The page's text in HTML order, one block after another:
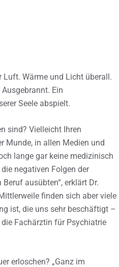
Luft. Wärme und Licht überall.
Ein
Seele abspielt.
sind? Vielleicht Ihren
Munde, in allen Medien und
lange gar keine medizinisch
negativen Folgen der
ausübten“, erklärt Dr.
finden sich aber viele
ist, die uns sehr beschäftigt –
Fachärztin für Psychiatrie
erloschen? „Ganz im